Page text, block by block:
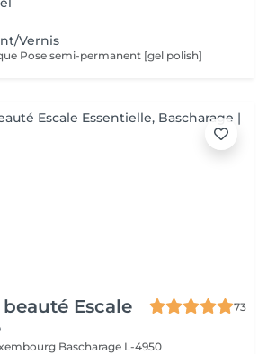
Vernis
Pose semi-permanent [gel polish]
Escale
73
Bascharage L-4950